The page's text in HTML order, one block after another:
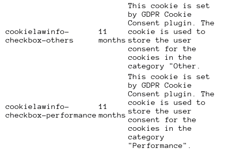
cookielawinfo-
checkbox-others
11
months
This cookie is set
by GDPR Cookie
Consent plugin. The
cookie is used to
store the user
consent for the
cookies in the
category "Other.
cookielawinfo-
checkbox-performance
11
months
This cookie is set
by GDPR Cookie
Consent plugin. The
cookie is used to
store the user
consent for the
cookies in the
category
"Performance".